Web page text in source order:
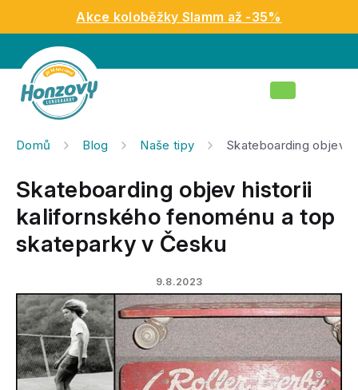
obsah
Akce koloběžky Slamm až -35%
Nákupní
Domů Blog Naše tipy Skateboarding objev
Skateboarding objev historii
kalifornského fenoménu a top
skateparky v Česku
9.8.2023